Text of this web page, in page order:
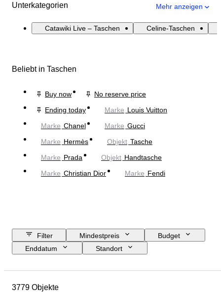
Unterkategorien Mehr anzeigen
Catawiki Live – Taschen Celine-Taschen
Beliebt in Taschen
Buy now
No reserve price
Ending today
Marke Louis Vuitton
Marke Chanel Marke Gucci
Marke Hermès Objekt Tasche
Marke Prada Objekt Handtasche
Marke Christian Dior Marke Fendi
Filter Mindestpreis
Budget
Enddatum
Standort
Herkunftsland
3779 Objekte